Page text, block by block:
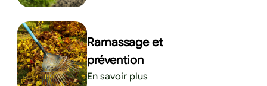
Ramassage et
prévention
En savoir plus